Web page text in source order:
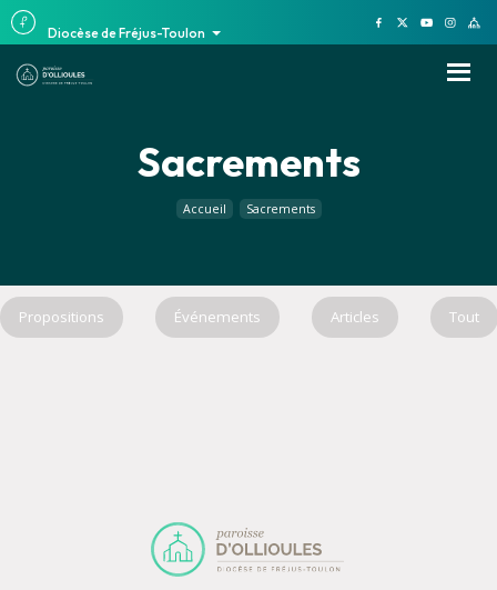
Diocèse de Fréjus-Toulon
Sacrements
Accueil Sacrements
Propositions Événements Articles Tout